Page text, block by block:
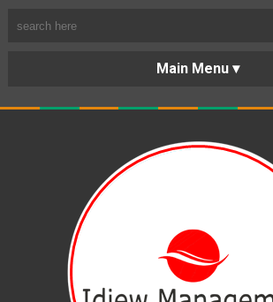
BERANDA
PORTOFOLIO
KARIR
KERJASAMA